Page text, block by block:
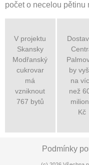
počet o necelou pětinu
V projektu
Skansky
Modřanský
cukrovar
má
vzniknout
767 bytů
by
na
než
Kč
Podmínky